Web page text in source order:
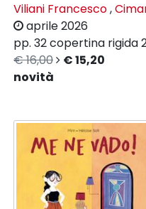
Viliani Francesco,
aprile 2026
pp. 32copertina rigida
€ 16,00
€ 15,20
novità